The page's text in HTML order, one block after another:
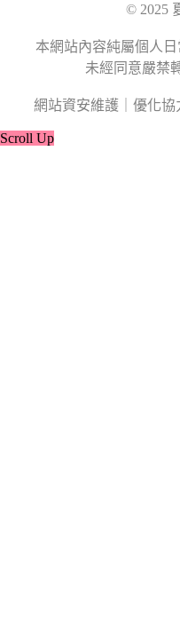
© 2025
本網站內容純屬個人
未經同意嚴禁
網站資安維護｜優化協
Scroll Up